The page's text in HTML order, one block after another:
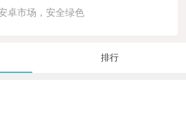
卓市场，安全绿色
排行